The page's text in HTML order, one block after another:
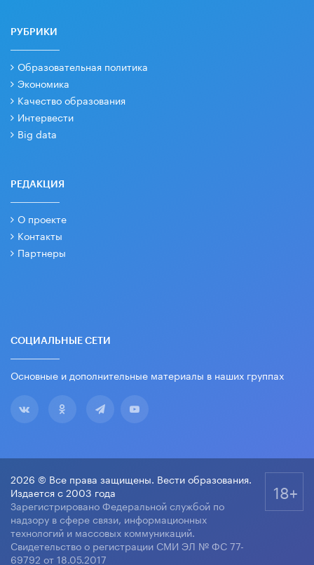
РУБРИКИ
Образовательная политика
Экономика
Качество образования
Интервести
Big data
РЕДАКЦИЯ
О проекте
Контакты
Партнеры
СОЦИАЛЬНЫЕ СЕТИ
Основные и дополнительные материалы в наших группах
2026 © Все права защищены. Вести образования.
Издается с 2003 года
Зарегистрировано Федеральной службой по
надзору в сфере связи, информационных
технологий и массовых коммуникаций.
Свидетельство о регистрации СМИ ЭЛ № ФС 77-
69792 от 18.05.2017
18+